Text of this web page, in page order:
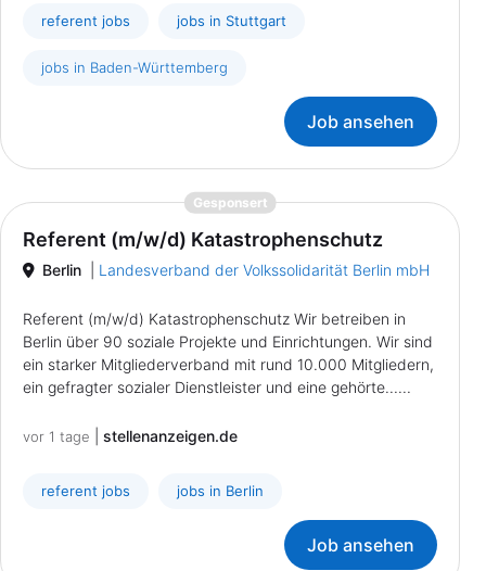
referent jobs jobs in Stuttgart
jobs in Baden-Württemberg
Job ansehen
Gesponsert{prompt.job}
Referent (m/w/d) Katastrophenschutz
Berlin Landesverband der Volkssolidarität Berlin mbH
Referent (m/w/d) Katastrophenschutz Wir betreiben in
Berlin über 90 soziale Projekte und Einrichtungen. Wir sind
ein starker Mitgliederverband mit rund 10.000 Mitgliedern,
ein gefragter sozialer Dienstleister und eine gehörte......
vor 1 tage stellenanzeigen.de
referent jobs jobs in Berlin
Job ansehen